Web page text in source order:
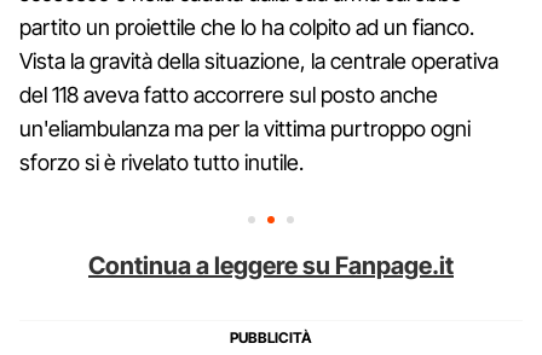
partito un proiettile che lo ha colpito ad un fianco.
Vista la gravità della situazione, la centrale operativa
del 118 aveva fatto accorrere sul posto anche
un'eliambulanza ma per la vittima purtroppo ogni
sforzo si è rivelato tutto inutile.
Continua a leggere su Fanpage.it